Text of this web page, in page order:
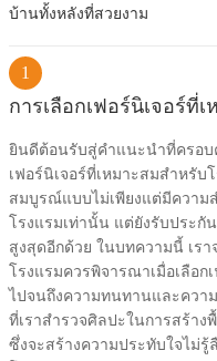
บ้านทั้งหลังที่สวยงาม
1
การเลือกเฟอร์นิเจอร์ที่
ยินดีต้อนรับสู่คำแนะนำที่ครอบ
เฟอร์นิเจอร์ที่เหมาะสมสำหรับ
สมบูรณ์แบบไม่เพียงแต่มีความ
โรงแรมเท่านั้น แต่ยังรับประ
สูงสุดอีกด้วย ในบทความนี้ เรา
โรงแรมควรพิจารณาเมื่อเลือ
ไปจนถึงความทนทานและควา
ที่เราสำรวจศิลปะในการสร้า
ซึ่งจะสร้างความประทับใจไม่